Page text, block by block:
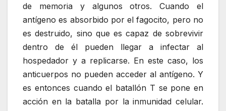
de memoria y algunos otros. Cuando el
antígeno es absorbido por el fagocito, pero no
es destruido, sino que es capaz de sobrevivir
dentro de él pueden llegar a infectar al
hospedador y a replicarse. En este caso, los
anticuerpos no pueden acceder al antígeno. Y
es entonces cuando el batallón T se pone en
acción en la batalla por la inmunidad celular.